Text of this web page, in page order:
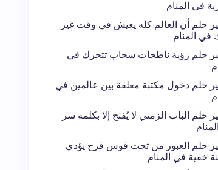
في المنام
حلم أن العالم كله يعيش في وقت غير
في المنام
حلم رؤية ناطحات سحاب تتحرك في
حلم دخول مكتبة معلقة بين عالمين في
حلم الباب الزمني لا يُفتح إلا بكلمة سر
حلم العبور من تحت قوس قزح يؤدي
خفية في المنام